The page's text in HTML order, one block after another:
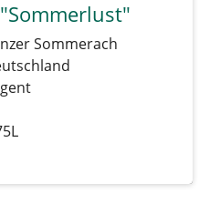
Sommerach